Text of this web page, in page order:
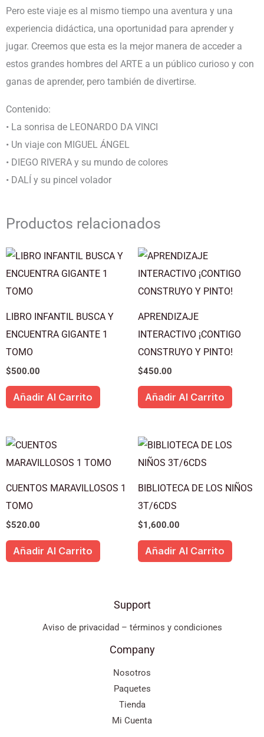
Pero este viaje es al mismo tiempo una aventura y una
experiencia didáctica, una oportunidad para aprender y
jugar. Creemos que esta es la mejor manera de acceder a
estos grandes hombres del ARTE a un público curioso y con
ganas de aprender, pero también de divertirse.
Contenido:
• La sonrisa de LEONARDO DA VINCI
• Un viaje con MIGUEL ÁNGEL
• DIEGO RIVERA y su mundo de colores
• DALÍ y su pincel volador
Productos relacionados
LIBRO INFANTIL BUSCA Y
ENCUENTRA GIGANTE 1
TOMO
$500.00
Añadir Al Carrito
APRENDIZAJE
INTERACTIVO ¡CONTIGO
CONSTRUYO Y PINTO!
$450.00
Añadir Al Carrito
CUENTOS MARAVILLOSOS 1
TOMO
$520.00
Añadir Al Carrito
BIBLIOTECA DE LOS NIÑOS
3T/6CDS
$1,600.00
Añadir Al Carrito
Support
Aviso de privacidad – términos y condiciones
Company
Nosotros
Paquetes
Tienda
Mi Cuenta